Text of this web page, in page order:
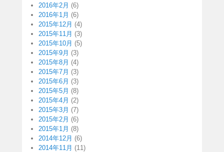
2016年2月 (6)
2016年1月 (6)
2015年12月 (4)
2015年11月 (3)
2015年10月 (5)
2015年9月 (3)
2015年8月 (4)
2015年7月 (3)
2015年6月 (3)
2015年5月 (8)
2015年4月 (2)
2015年3月 (7)
2015年2月 (6)
2015年1月 (8)
2014年12月 (6)
2014年11月 (11)